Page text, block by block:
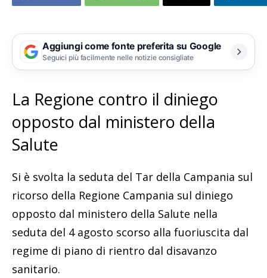
Aggiungi come fonte preferita su Google
Seguici più facilmente nelle notizie consigliate
La Regione contro il diniego
opposto dal ministero della
Salute
Si è svolta la seduta del Tar della Campania sul
ricorso della Regione Campania sul diniego
opposto dal ministero della Salute nella
seduta del 4 agosto scorso alla fuoriuscita dal
regime di piano di rientro dal disavanzo
sanitario.